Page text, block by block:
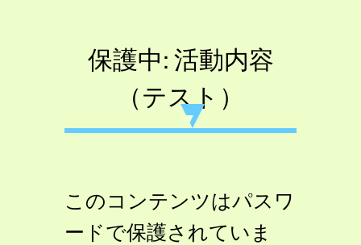
保護中: 活動内容
（テスト）
このコンテンツはパスワ
ードで保護されていま